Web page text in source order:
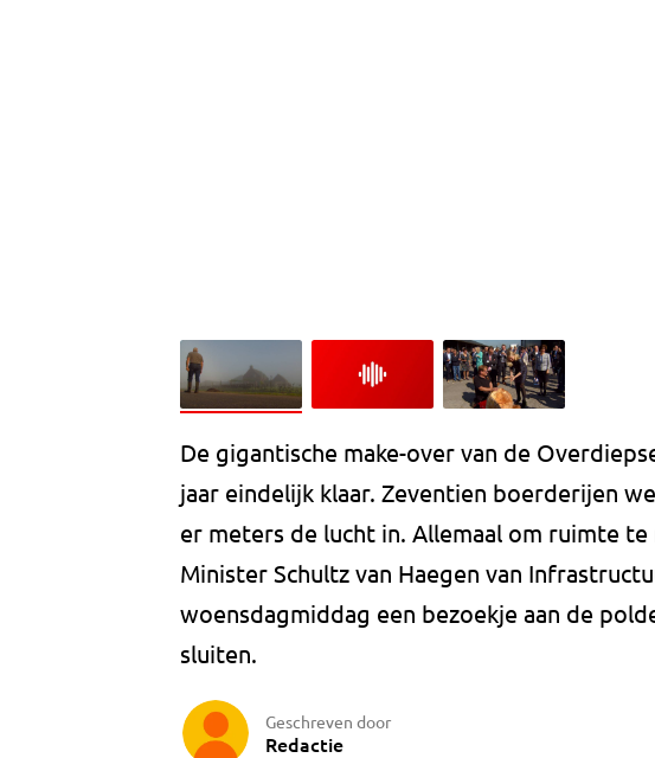
De gigantische make-over van de
jaar eindelijk klaar. Zeventien boerderijen
er meters de lucht in. Allemaal om ruimte te
Minister Schultz van Haegen van
woensdagmiddag een bezoekje aan de
sluiten.
Geschreven door
Redactie